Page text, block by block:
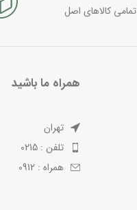
تمامی کالاهای اصل
همراه ما باشید
تهران
تلفن : 0215
همراه : 0912